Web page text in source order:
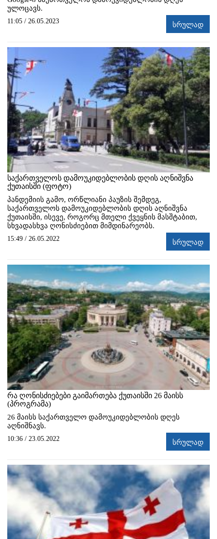
ულოცავს.
11:05 / 26.05.2023 სრულად
საქართველოს დამოუკიდებლობის დღის აღნიშვნა
ქუთაისში (ფოტო)
პანდემიის გამო, ორწლიანი პაუზის შემდეგ,
საქართველოს დამოუკიდებლობის დღის აღნიშვნა
ქუთაისში, ისევე, როგორც მთელი ქვეყნის მასშტაბით,
სხვადასხვა ღონისძიებით მიმდინარეობს.
15:49 / 26.05.2022 სრულად
რა ღონისძიებები გაიმართება ქუთაისში 26 მაისს
(პროგრამა)
26 მაისს საქართველო დამოუკიდებლობის დღეს
აღნიშნავს.
10:36 / 23.05.2022 სრულად